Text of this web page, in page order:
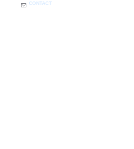
CONTACT